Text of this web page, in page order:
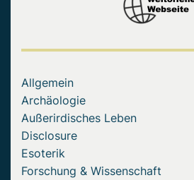
Allgemein
Archäologie
Außerirdisches Leben
Disclosure
Esoterik
Forschung & Wissenschaft